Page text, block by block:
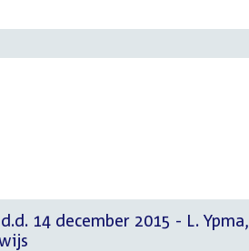
14 december 2015 - L. Ypma,